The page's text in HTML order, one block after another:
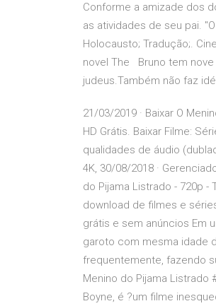
Conforme a amizade dos
as atividades de seu pai.
Holocausto; Tradução;.
novel The Bruno tem
judeus.Também não faz
21/03/2019 · Baixar O
HD Grátis. Baixar Filme:
qualidades de áudio
4K, 30/08/2018 ·
do Pijama Listrado - 720p -
download de filmes e
grátis e sem anúncios Em
garoto com mesma idade
frequentemente, fazendo
Menino do Pijama Listrado
Boyne, é ?um filme